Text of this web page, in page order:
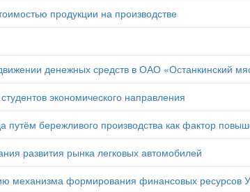
продукции на производстве
денежных средств в ОАО «Останкинский
экономического направления
путём бережливого производства как фактор
развития рынка легковых автомобилей
формирования финансовых ресурсов